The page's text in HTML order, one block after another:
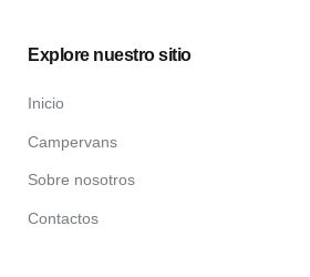
Explore nuestro sitio
Inicio
Campervans
Sobre nosotros
Contactos